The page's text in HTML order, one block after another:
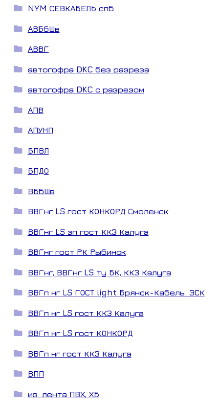
NYM СЕВКАБЕЛЬ спб
АВБбШв
АВВГ
автогофра DKC без разреза
автогофра DKC с разрезом
АПВ
АПУНП
БПВЛ
БПДО
ВБбШв
ВВГнг LS гост КОНКОРД Смоленск
ВВГнг LS зп гост ККЗ Калуга
ВВГнг гост РК Рыбинск
ВВГнг, ВВГнг LS ту БК, ККЗ Калуга
ВВГп нг LS ГОСТ light Брянск-Кабель. ЭСК
ВВГп нг LS гост ККЗ Калуга
ВВГп нг LS гост КОНКОРД
ВВГп нг гост ККЗ Калуга
ВПП
из. лента ПВХ, ХБ